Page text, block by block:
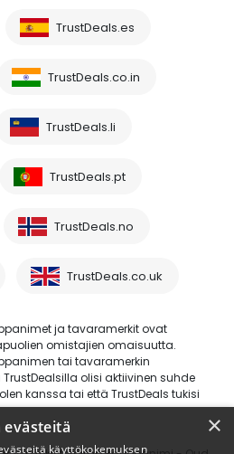
TrustDeals.es
TrustDeals.co.in
TrustDeals.li
TrustDeals.pt
TrustDeals.no
TrustDeals.co.uk
ja tavaramerkit ovat
omistajien omaisuutta.
tai tavaramerkin
olisi aktiivinen suhde
kanssa tai että TrustDeals tukisi
×
evästeitä
käyttökokemuksen